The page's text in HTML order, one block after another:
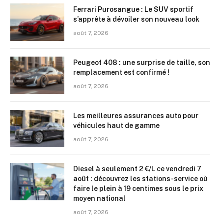
Ferrari Purosangue : Le SUV sportif
s’apprête à dévoiler son nouveau look
août 7, 2026
Peugeot 408 : une surprise de taille, son
remplacement est confirmé !
août 7, 2026
Les meilleures assurances auto pour
véhicules haut de gamme
août 7, 2026
Diesel à seulement 2 €/L ce vendredi 7
août : découvrez les stations-service où
faire le plein à 19 centimes sous le prix
moyen national
août 7, 2026